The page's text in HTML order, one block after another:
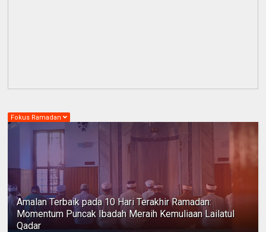
Fokus Ramadan
Amalan Terbaik pada 10 Hari Terakhir Ramadan:
Momentum Puncak Ibadah Meraih Kemuliaan Lailatul
Qadar